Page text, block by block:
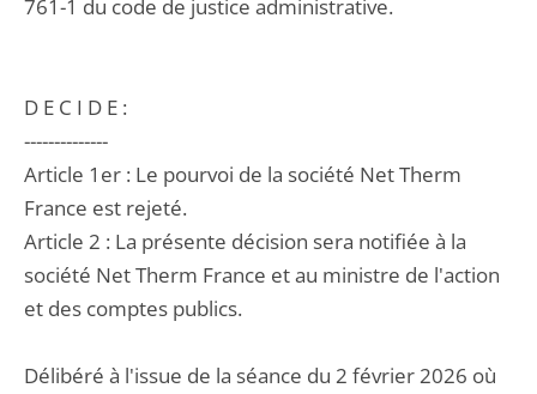
761-1 du code de justice administrative.
D E C I D E :
--------------
Article 1er : Le pourvoi de la société Net Therm
France est rejeté.
Article 2 : La présente décision sera notifiée à la
société Net Therm France et au ministre de l'action
et des comptes publics.
Délibéré à l'issue de la séance du 2 février 2026 où